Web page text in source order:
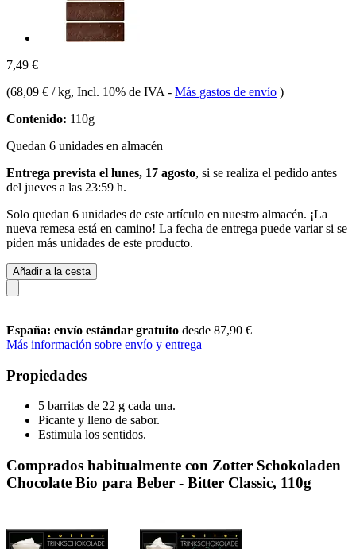
7,49 €
(68,09 € / kg, Incl. 10% de IVA - Más gastos de envío )
Contenido: 110g
Quedan 6 unidades en almacén
Entrega prevista el lunes, 17 agosto, si se realiza el pedido antes
del jueves a las 23:59 h.
Solo quedan 6 unidades de este artículo en nuestro almacén. ¡La
nueva remesa está en camino! La fecha de entrega puede variar si se
piden más unidades de este producto.
Añadir a la cesta
España: envío estándar gratuito desde 87,90 €
Más información sobre envío y entrega
Propiedades
5 barritas de 22 g cada una.
Picante y lleno de sabor.
Estimula los sentidos.
Comprados habitualmente con Zotter Schokoladen
Chocolate Bio para Beber - Bitter Classic, 110g